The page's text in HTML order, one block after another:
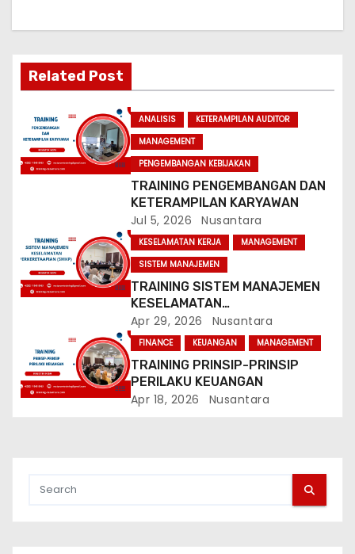
a
t
o
n
Related Post
ANALISIS
KETERAMPILAN AUDITOR
MANAGEMENT
PENGEMBANGAN KEBIJAKAN
TRAINING PENGEMBANGAN DAN
KETERAMPILAN KARYAWAN
Jul 5, 2026 Nusantara
KESELAMATAN KERJA
MANAGEMENT
SISTEM MANAJEMEN
TRAINING SISTEM MANAJEMEN
KESELAMATAN
PERKERETAAPIAN (SMKP)
Apr 29, 2026 Nusantara
FINANCE KEUANGAN MANAGEMENT
TRAINING PRINSIP-PRINSIP
PERILAKU KEUANGAN
Apr 18, 2026 Nusantara